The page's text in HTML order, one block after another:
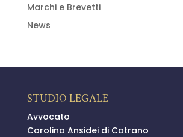
Marchi e Brevetti
News
STUDIO LEGALE
Avvocato
Carolina Ansidei di Catrano